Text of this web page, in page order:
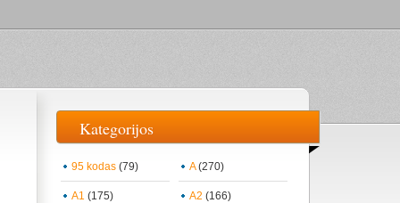
Kategorijos
95 kodas (79) A(270)
A1 (175) A2 (166)